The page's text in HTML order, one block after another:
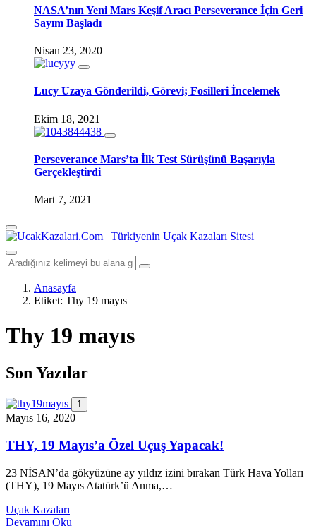
NASA’nın Yeni Mars Keşif Aracı Perseverance İçin Geri
Sayım Başladı
Nisan 23, 2020
Lucy Uzaya Gönderildi, Görevi; Fosilleri İncelemek
Ekim 18, 2021
Perseverance Mars’ta İlk Test Sürüşünü Başarıyla
Gerçekleştirdi
Mart 7, 2021
Anasayfa
Etiket: Thy 19 mayıs
Thy 19 mayıs
Son Yazılar
1
Mayıs 16, 2020
THY, 19 Mayıs’a Özel Uçuş Yapacak!
23 NİSAN’da gökyüzüne ay yıldız izini bırakan Türk Hava Yolları
(THY), 19 Mayıs Atatürk’ü Anma,…
Uçak Kazaları
Devamını Oku